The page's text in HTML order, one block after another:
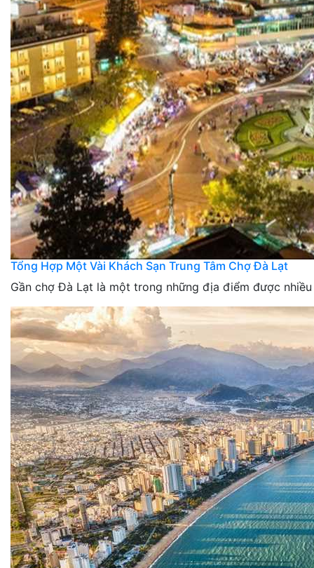
Tổng Hợp Một Vài Khách Sạn Trung Tâm Chợ Đà Lạt
Gần chợ Đà Lạt là một trong những địa điểm được